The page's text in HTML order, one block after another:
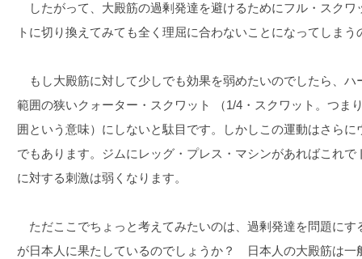
したがって、大殿筋の過剰発達を避けるためにフル・スクワ
トに切り換えてみても全く理屈に合わないことになってしまう
もし大殿筋に対して少しでも効果を弱めたいのでしたら、ハ
範囲の狭いクォーター・スクワット （1/4・スクワット。つま
囲という意味）にしないと駄目です。しかしこの運動はさら
でもあります。ジムにレッグ・プレス・マシンがあればこれ
に対する刺激は弱くなります。
ただここでちょっと考えてみたいのは、過剰発達を問題にす
が日本人に果たしているのでしょうか？ 日本人の大殿筋は一